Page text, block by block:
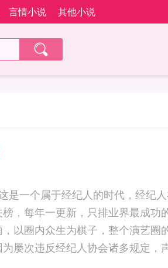
言情小说 其他小说
是一个属于经纪人的时代，经纪
，每年一更新，只排业界最成功
以圈内众生为棋子，整个演艺圈
屡次违反经纪人协会诸多规定，